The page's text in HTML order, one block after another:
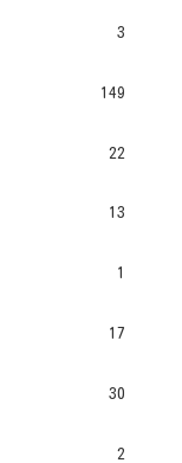
3
149
22
13
1
17
30
2